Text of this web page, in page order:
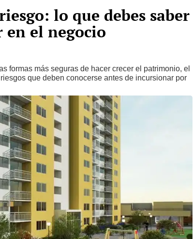
lo que debes saber
el negocio
formas más seguras de hacer crecer el patrimonio, el
que deben conocerse antes de incursionar por